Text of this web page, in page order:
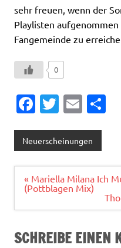
sehr freuen, wenn der
Playlisten
Fangemeinde zu
0
Fa
e
b
o
o
k
T
it
te
r
E
ai
l
n
Neuerscheinungen
Beitragsnavigation
« Mariella Milana Ich
(Pottblagen Mix)
SCHREIBE EINEN